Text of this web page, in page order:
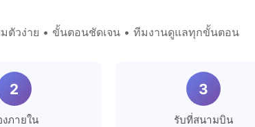
มตัวง่าย • ขั้นตอนชัดเจน • ทีมงานดูแลทุกขั้นตอน
2
งภายใน
3
รับที่สนามบิน